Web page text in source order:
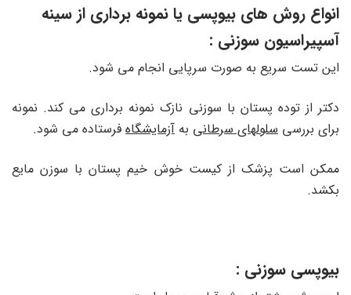
انواع روش های بیوپسی یا نمونه برداری از سینه
آسپیراسیون سوزنی :
این تست سریع به صورت سرپایی انجام می شود.
دکتر از توده پستان با سوزنی نازک نمونه برداری می کند. نمونه
برای بررسی سلولهای سرطانی به آزمایشگاه فرستاده می شود.
ممکن است پزشک از کیست خوش خیم پستان با سوزن مایع
بکشد.
بیوپسی سوزنی :